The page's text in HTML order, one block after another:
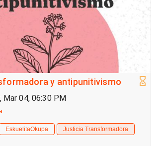
y antipunitivismo
Mar 04, 06:30 PM
EskuelitaOkupa Justicia Transformadora